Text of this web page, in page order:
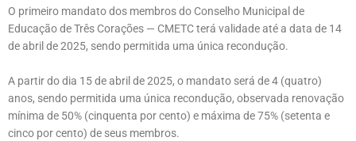
O primeiro mandato dos membros do Conselho Municipal de
Educação de Três Corações — CMETC terá validade até a data de 14
de abril de 2025, sendo permitida uma única recondução.
A partir do dia 15 de abril de 2025, o mandato será de 4 (quatro)
anos, sendo permitida uma única recondução, observada renovação
mínima de 50% (cinquenta por cento) e máxima de 75% (setenta e
cinco por cento) de seus membros.